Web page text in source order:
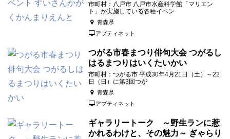
市町村：八戸市 八戸市水産科学館「マリエン
ト」が実施している各種イベン
青森県
アプティネット
つがる市春まつり俳句大会 つがるし
はるまつりはいくたいかい
市町村：つがる市 平成30年4月21日（土）～22
日（日）に第3回つが
青森県
アプティネット
ギャラリートーク ～野生ランに惹
かれるわけと、その魅力～ ぎゃらり